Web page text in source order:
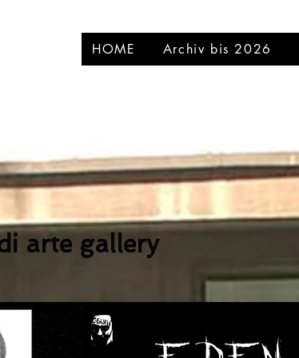
HOME Archiv bis 2026
arte gallery